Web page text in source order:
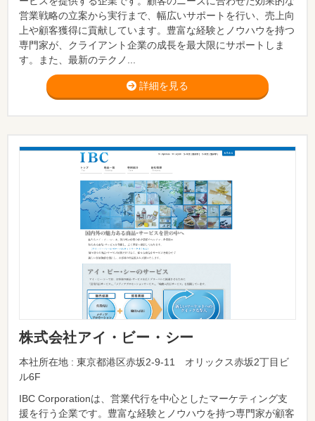
営業戦略の立案から実行まで、幅広いサポートを行い、売上向
上や顧客獲得に貢献しています。豊富な経験とノウハウを持つ
専門家が、クライアント企業の成長を最大限にサポートしま
す。また、最新のテクノ...
詳細を見る
株式会社アイ・ビー・シー
本社所在地 : 東京都港区赤坂2-9-11 オリックス赤坂2丁目ビ
ル6F
IBC Corporationは、営業代行を中心としたマーケティング支
援を行う企業です。豊富な経験とノウハウを持つ専門家が顧客